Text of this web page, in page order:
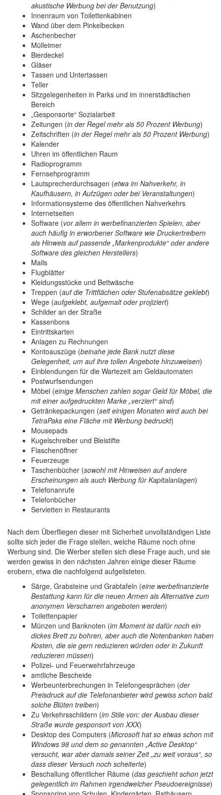
akustische Werbung bei der Benutzung)
Innenraum von Toilettenkabinen
Wand über dem Pinkelbecken
Aschenbecher
Mülleimer
Bierdeckel
Gläser
Tassen und Untertassen
Teller
Sitzgelegenheiten in Parks und im innerstädtischen
Bereich
„Gesponsorte“ Sozialarbeit
Zeitungen (in der Regel mehr als 50 Prozent Werbung)
Zeitschriften (in der Regel mehr als 50 Prozent Werbung)
Kalender
Uhren im öffentlichen Raum
Radioprogramm
Fernsehprogramm
Lautsprecherdurchsagen (etwa im Nahverkehr, in
Kaufhäusern, in Aufzügen oder bei Veranstaltungen)
Informationsysteme des öffentlichen Nahverkehrs
Internetseiten
Software (vor allem in werbefinanzierten Spielen, aber
auch häufig in erworbener Software wie Druckertreibern
als Hinweis auf passende „Markenprodukte“ oder andere
Software des gleichen Herstellers)
Mails
Flugblätter
Kleidungsstücke und Bettwäsche
Treppen (auf die Trittflächen oder Stufenabsätze geklebt)
Wege (aufgeklebt, aufgemalt oder projiziert)
Schilder an der Straße
Kassenbons
Eintrittskarten
Anlagen zu Rechnungen
Kontoauszüge (beinahe jede Bank nutzt diese
Gelegenheit, um auf ihre tollen Angebote hinzuweisen)
Einblendungen für die Wartezeit am Geldautomaten
Postwurfsendungen
Möbel (einige Menschen zahlen sogar Geld für Möbel, die
mit einer aufgedruckten Marke „verziert“ sind)
Getränkepackungen (seit einigen Monaten wird auch bei
TetraPaks eine Fläche mit Werbung bedruckt)
Mousepads
Kugelschreiber und Bleistifte
Flaschenöffner
Feuerzeuge
Taschenbücher (sowohl mit Hinweisen auf andere
Erscheinungen als auch Werbung für Kapitalanlagen)
Telefonanrufe
Telefonbücher
Servietten in Restaurants
Nach dem Überfliegen dieser mit Sicherheit unvollständigen Liste
sollte sich jeder die Frage stellen, welche Räume noch ohne
Werbung sind. Die Werber stellen sich diese Frage auch, und sie
werden gewiss in den nächsten Jahren einige dieser Räume
erobern, etwa die nachfolgend aufgelisteten.
Särge, Grabsteine und Grabtafeln (eine werbefinanzierte
Bestattung kann für die neuen Armen als Alternative zum
anonymen Verscharren angeboten werden)
Toilettenpapier
Münzen und Banknoten (im Moment ist dafür noch ein
dickes Brett zu bohren, aber auch die Notenbanken haben
Kosten, die sie gern reduzieren würden oder in Zukunft
reduzieren müssen)
Polizei- und Feuerwehrfahrzeuge
amtliche Bescheide
Werbeunterbrechungen in Telefongesprächen (der
Preisdruck auf die Telefonanbieter wird gewiss schon bald
solche Blüten treiben)
Zu Verkehrsschildern (im Stile von: der Ausbau dieser
Straße wurde gesponsort von XXX)
Desktop des Computers (Microsoft hat so etwas schon mit
Windows 98 und dem so genannten „Active Desktop“
versucht, war aber damals seiner Zeit „zu weit voraus“, so
dass dieser Versuch noch scheiterte)
Beschallung öffentlicher Räume (das geschieht schon jetzt
gelegentlich im Rahmen irgendwelcher Pseudoereignisse)